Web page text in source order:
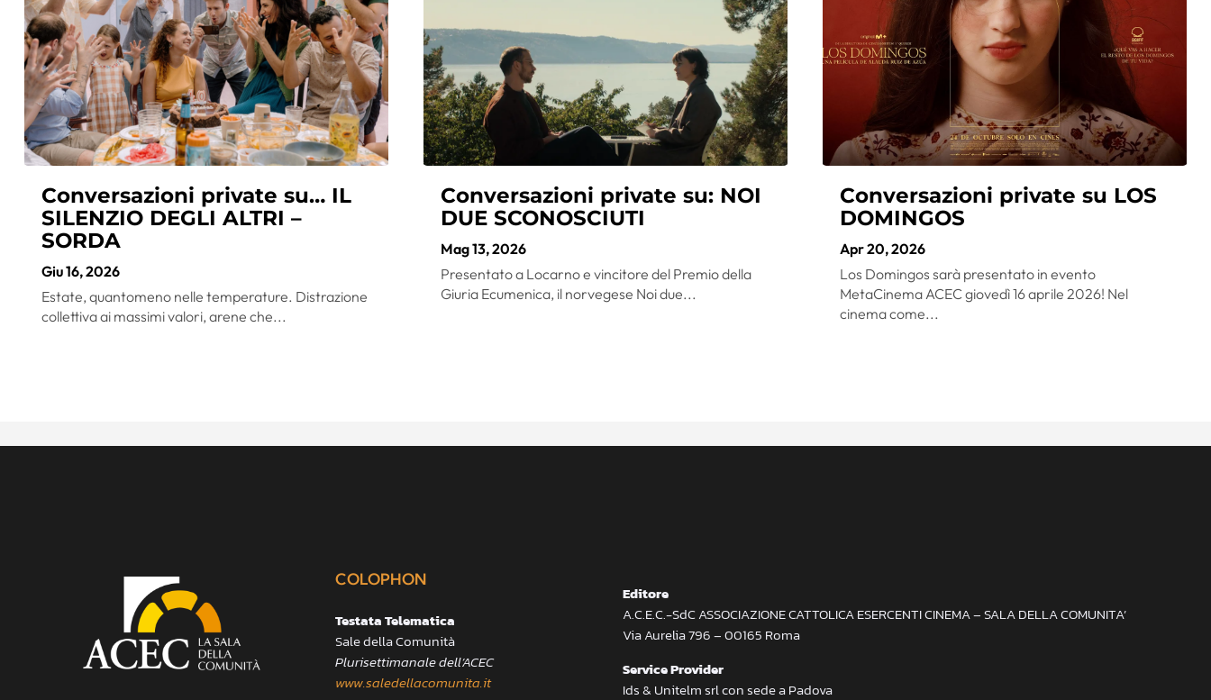
Conversazioni private su… IL
SILENZIO DEGLI ALTRI –
SORDA
Giu 16, 2026
Estate, quantomeno nelle temperature. Distrazione
collettiva ai massimi valori, arene che...
Conversazioni private su: NOI
DUE SCONOSCIUTI
Mag 13, 2026
Presentato a Locarno e vincitore del Premio della
Giuria Ecumenica, il norvegese Noi due...
Conversazioni private su LOS
DOMINGOS
Apr 20, 2026
Los Domingos sarà presentato in evento
MetaCinema ACEC giovedì 16 aprile 2026! Nel
cinema come...
COLOPHON
Testata Telematica
Sale della Comunità
Plurisettimanale dell’ACEC
www.saledellacomunita.it
Editore
A.C.E.C.-SdC ASSOCIAZIONE CATTOLICA ESERCENTI CINEMA – SALA DELLA COMUNITA’
Via Aurelia 796 – 00165 Roma
Service Provider
Ids & Unitelm srl con sede a Padova